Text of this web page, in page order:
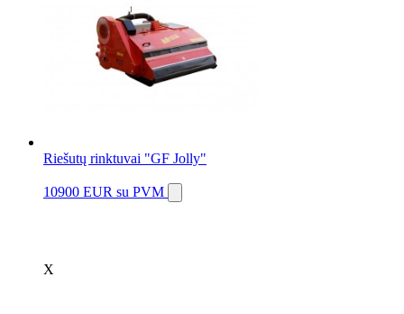
Riešutų rinktuvai "GF Jolly"
10900 EUR su PVM
X